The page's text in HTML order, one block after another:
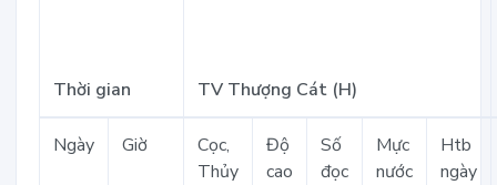
Thời gian TV Thượng Cát (H)
Ngày Giờ
Cọc,
Thủy
Độ
cao
Số
đọc
Mực
nước
Htb
ngày